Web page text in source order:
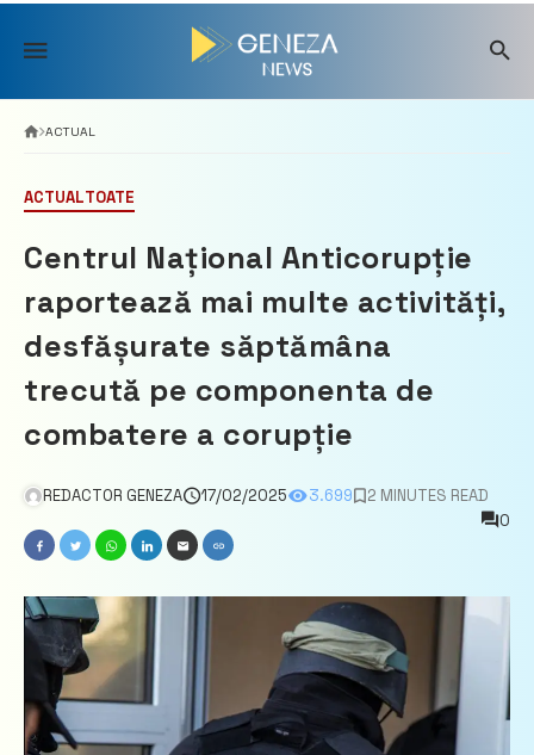
Skip
content
ACTUAL
ACTUALTOATE
Centrul Național Anticorupție
raportează mai multe activități,
desfășurate săptămâna
trecută pe componenta de
combatere a corupție
REDACTOR GENEZA 17/02/2025 3.699
2 MINUTES READ
0